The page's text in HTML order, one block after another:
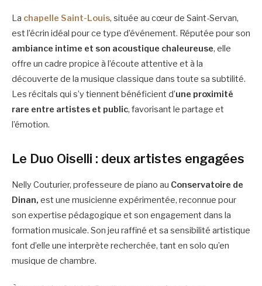
La chapelle Saint-Louis, située au cœur de Saint-Servan,
est l’écrin idéal pour ce type d’événement. Réputée pour son
ambiance intime et son acoustique chaleureuse, elle
offre un cadre propice à l’écoute attentive et à la
découverte de la musique classique dans toute sa subtilité.
Les récitals qui s’y tiennent bénéficient d’une proximité
rare entre artistes et public, favorisant le partage et
l’émotion.
Le Duo Oiselli : deux artistes engagées
Nelly Couturier, professeure de piano au Conservatoire de
Dinan, est une musicienne expérimentée, reconnue pour
son expertise pédagogique et son engagement dans la
formation musicale. Son jeu raffiné et sa sensibilité artistique
font d’elle une interprète recherchée, tant en solo qu’en
musique de chambre.